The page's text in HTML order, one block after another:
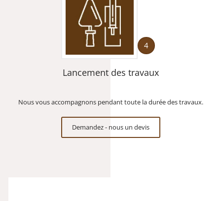
4
Lancement des travaux
Nous vous accompagnons pendant toute la durée des travaux.
Demandez - nous un devis